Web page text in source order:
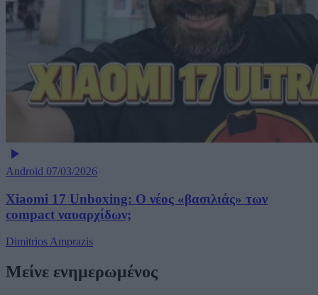
Android 07/03/2026
Xiaomi 17 Unboxing: Ο νέος «βασιλιάς» των
compact ναυαρχίδων;
Dimitrios Amprazis
Μείνε ενημερωμένος